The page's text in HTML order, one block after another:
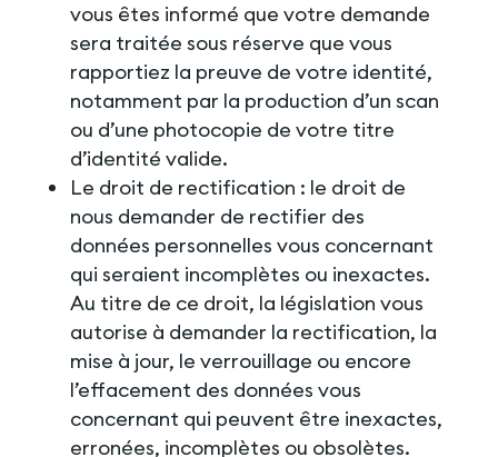
vous êtes informé que votre demande
sera traitée sous réserve que vous
rapportiez la preuve de votre identité,
notamment par la production d’un scan
ou d’une photocopie de votre titre
d’identité valide.
Le droit de rectification : le droit de
nous demander de rectifier des
données personnelles vous concernant
qui seraient incomplètes ou inexactes.
Au titre de ce droit, la législation vous
autorise à demander la rectification, la
mise à jour, le verrouillage ou encore
l’effacement des données vous
concernant qui peuvent être inexactes,
erronées, incomplètes ou obsolètes.